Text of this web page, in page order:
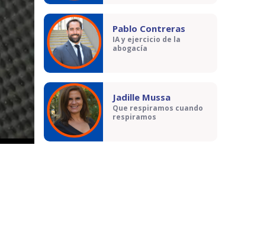
Pablo Contreras
IA y ejercicio de la
abogacía
Jadille Mussa
Que respiramos cuando
respiramos